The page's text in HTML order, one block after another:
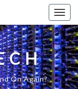
On Again?